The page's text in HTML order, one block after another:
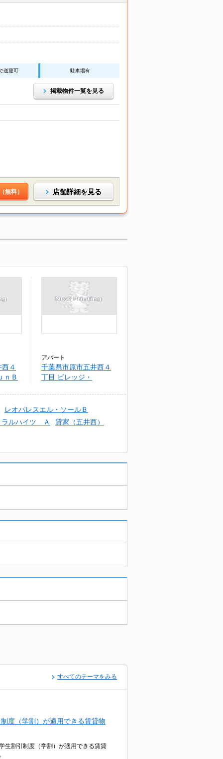
送迎可 駐車場有
掲載物件一覧を見る
無料） 店舗詳細を見る
４
ｎＢ
アパート
千葉県市原市五井西４
丁目 ビレッジ・
レオパレスエル・ソールＢ
ラルハイツ Ａ
貸家（五井西）
すべてのテーマをみる
度（学割）が適用できる賃貸物
生割引制度（学割）が適用できる賃貸